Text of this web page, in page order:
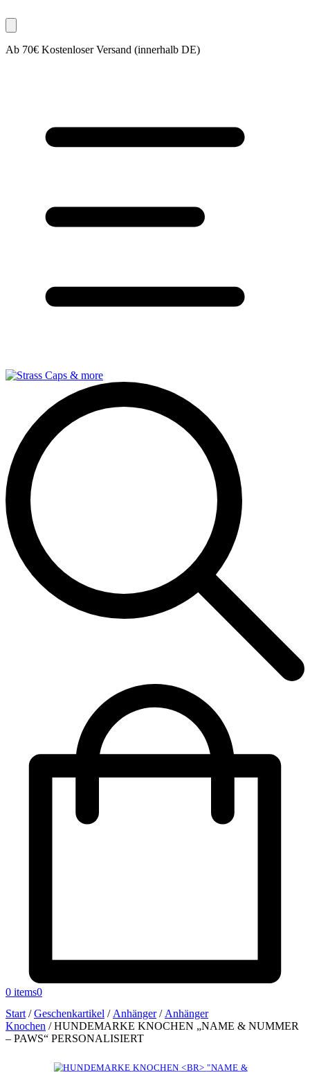
Ab 70€ Kostenloser Versand (innerhalb DE)
0 items0
Start /Geschenkartikel / Anhänger/ Anhänger
Knochen /HUNDEMARKE KNOCHEN „NAME & NUMMER
– PAWS“ PERSONALISIERT